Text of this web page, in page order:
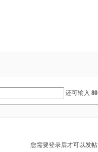
还可输入 80
您需要登录后才可以发帖